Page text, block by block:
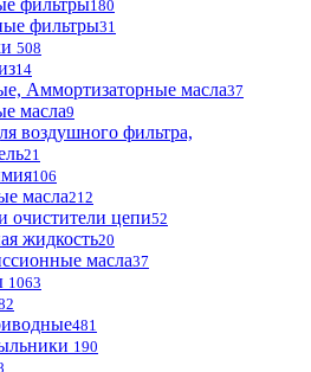
фильтры180
фильтры31
508
14
Аммортизаторные масла37
масла9
воздушного фильтра,
21
106
масла212
очистители цепи52
жидкость20
масла37
1063
481
190